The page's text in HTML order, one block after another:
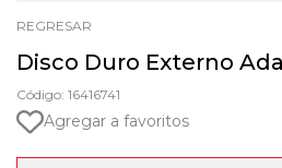
REGRESAR
Disco Duro Externo
Código: 16416741
Agregar a favoritos